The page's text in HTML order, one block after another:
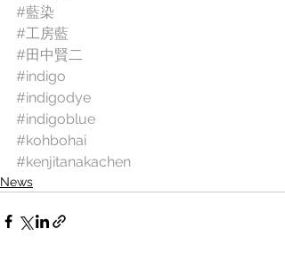
#藍染
#工房藍
#田中賢二
#indigo
#indigodye
#indigoblue
#kohbohai
#kenjitanakachen
News